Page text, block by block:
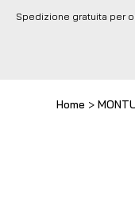
Spedizione gratuita per
Home >